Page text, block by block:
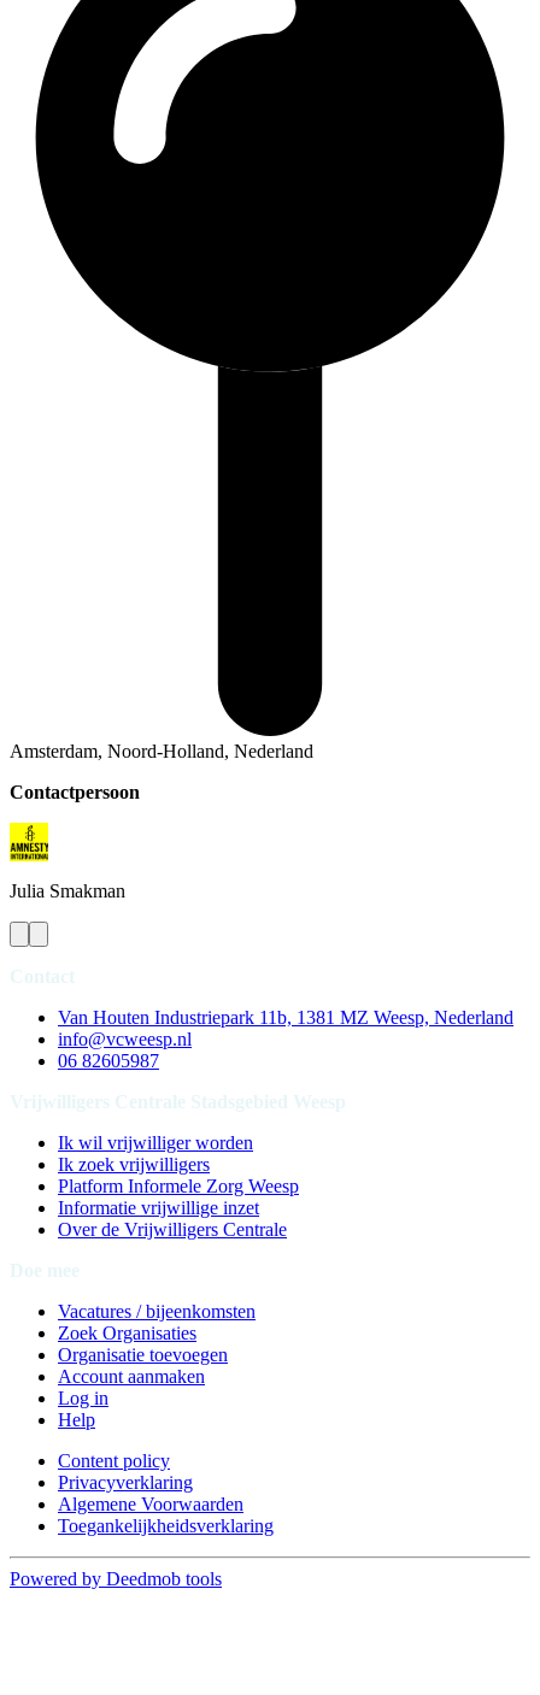
Amsterdam, Noord-Holland, Nederland
Contactpersoon
Julia Smakman
Van Houten Industriepark 11b, 1381 MZ Weesp, Nederland
info@vcweesp.nl
06 82605987
Ik wil vrijwilliger worden
Ik zoek vrijwilligers
Platform Informele Zorg Weesp
Informatie vrijwillige inzet
Over de Vrijwilligers Centrale
Vacatures / bijeenkomsten
Zoek Organisaties
Organisatie toevoegen
Account aanmaken
Log in
Help
Content policy
Privacyverklaring
Algemene Voorwaarden
Toegankelijkheidsverklaring
Powered by Deedmob tools